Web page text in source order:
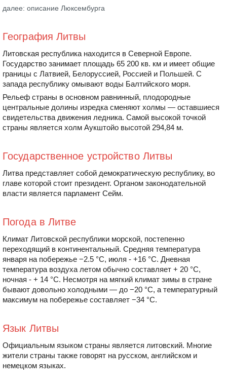
далее: описание Люксембурга
География Литвы
Литовская республика находится в Северной Европе.
Государство занимает площадь 65 200 кв. км и имеет общие
границы с Латвией, Белоруссией, Россией и Польшей. С
запада республику омывают воды Балтийского моря.
Рельеф страны в основном равнинный, плодородные
центральные долины изредка сменяют холмы — оставшиеся
свидетельства движения ледника. Самой высокой точкой
страны является холм Аукштойо высотой 294,84 м.
Государственное устройство Литвы
Литва представляет собой демократическую республику, во
главе которой стоит президент. Органом законодательной
власти является парламент Сейм.
Погода в Литве
Климат Литовской республики морской, постепенно
переходящий в континентальный. Средняя температура
января на побережье −2.5 °C, июля - +16 °C. Дневная
температура воздуха летом обычно составляет + 20 °C,
ночная - + 14 °C. Несмотря на мягкий климат зимы в стране
бывают довольно холодными — до −20 °C, а температурный
максимум на побережье составляет −34 °C.
Язык Литвы
Официальным языком страны является литовский. Многие
жители страны также говорят на русском, английском и
немецком языках.